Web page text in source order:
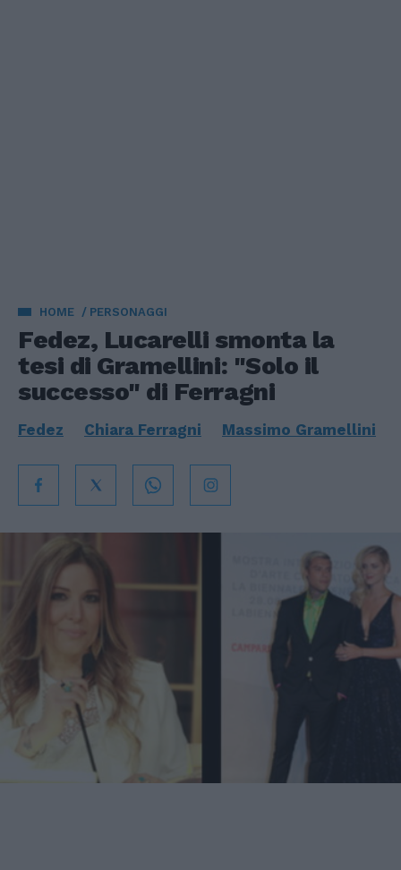
HOME PERSONAGGI
Fedez, Lucarelli smonta la
tesi di Gramellini: "Solo il
successo" di Ferragni
Fedez Chiara Ferragni Massimo Gramellini